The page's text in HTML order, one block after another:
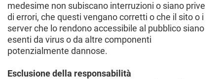
medesime non subiscano interruzioni o siano prive
di errori, che questi vengano corretti o che il sito o i
server che lo rendono accessibile al pubblico siano
esenti da virus o da altre componenti
potenzialmente dannose.
Esclusione della responsabilità